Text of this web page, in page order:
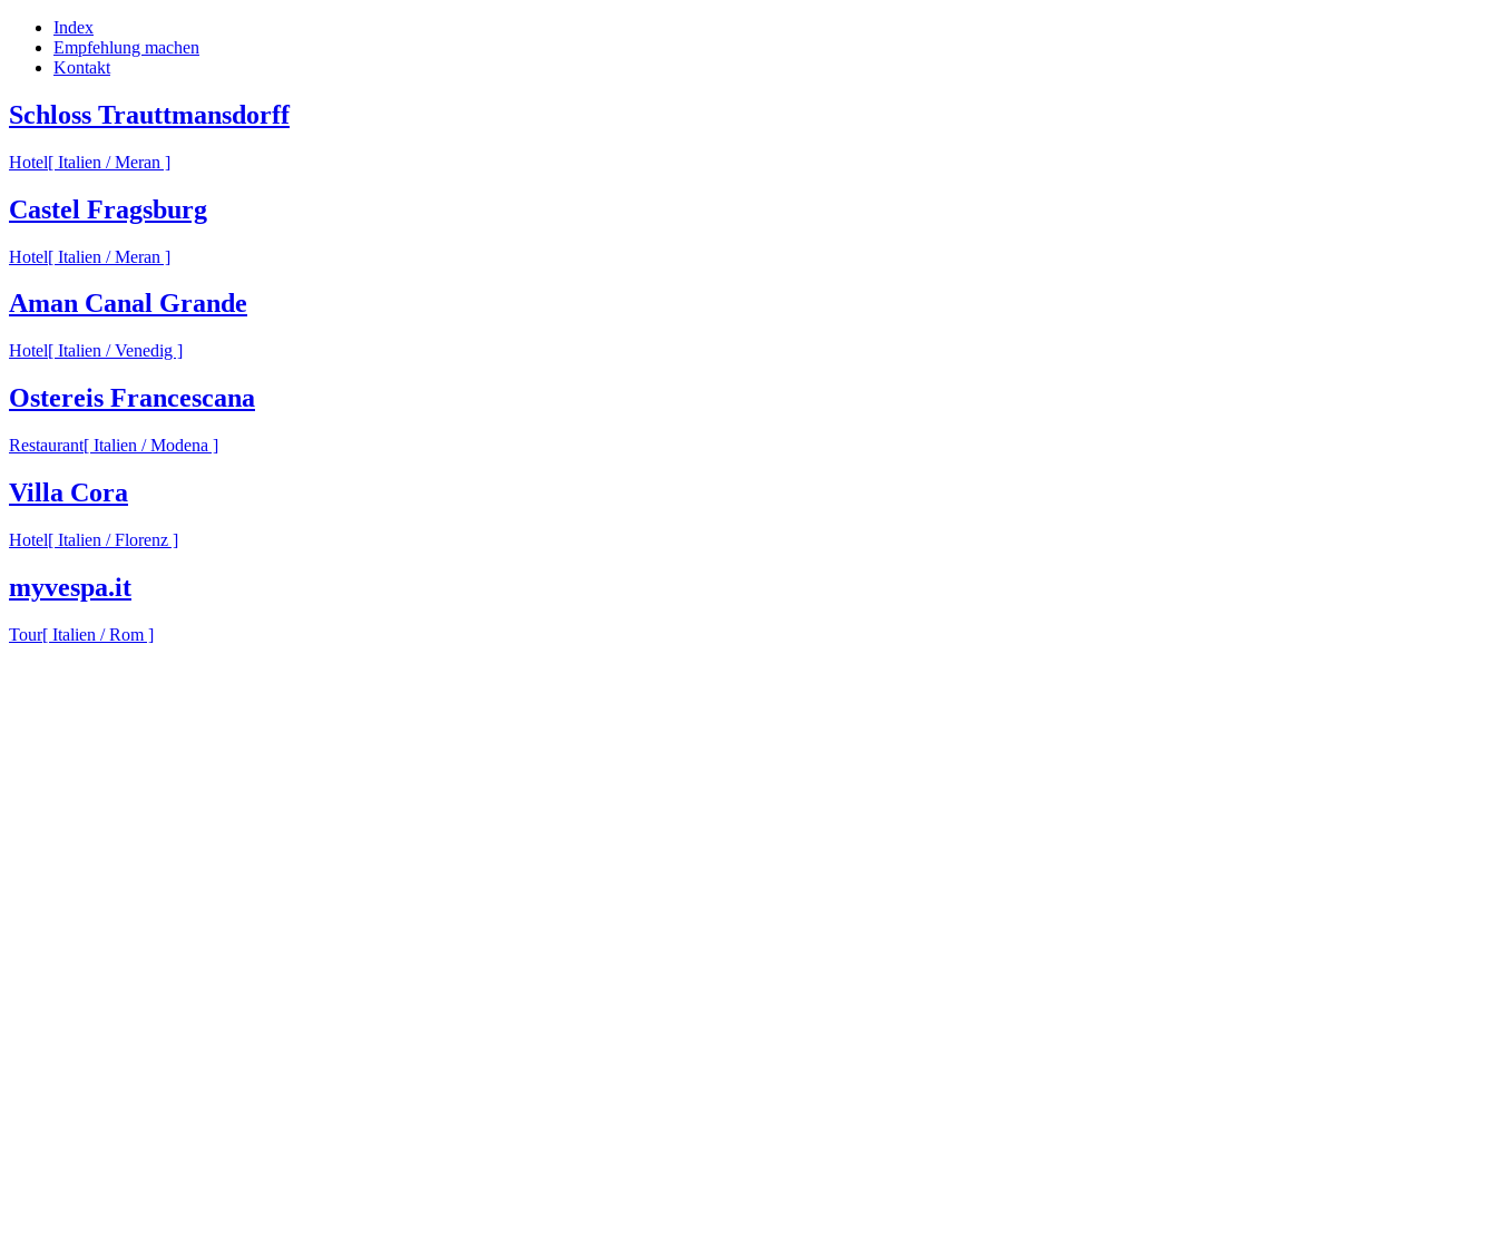
Index
Empfehlung machen
Kontakt
Schloss Trauttmansdorff
Hotel[ Italien / Meran ]
Castel Fragsburg
Hotel[ Italien / Meran ]
Aman Canal Grande
Hotel[ Italien / Venedig ]
Ostereis Francescana
Restaurant[ Italien / Modena ]
Villa Cora
Hotel[ Italien / Florenz ]
myvespa.it
Tour[ Italien / Rom ]